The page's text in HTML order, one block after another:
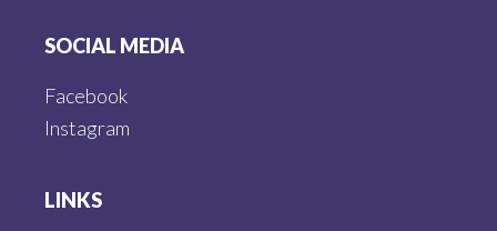
SOCIAL MEDIA
Facebook
Instagram
LINKS